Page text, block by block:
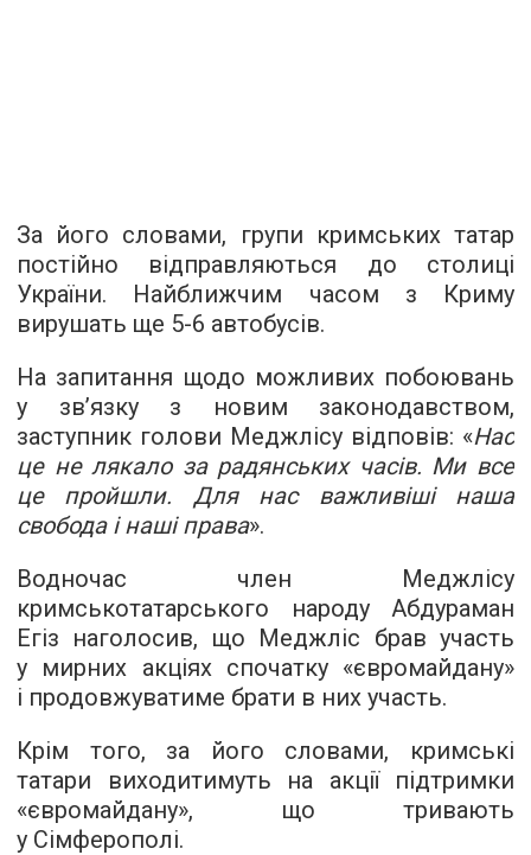
За його словами, групи кримських татар
постійно відправляються до столиці
України. Найближчим часом з Криму
вирушать ще 5-6 автобусів.
На запитання щодо можливих побоювань
у зв’язку з новим законодавством,
заступник голови Меджлісу відповів: «Нас
це не лякало за радянських часів. Ми все
це пройшли. Для нас важливіші наша
свобода і наші права».
Водночас член Меджлісу
кримськотатарського народу Абдураман
Егіз наголосив, що Меджліс брав участь
у мирних акціях спочатку «євромайдану»
і продовжуватиме брати в них участь.
Крім того, за його словами, кримські
татари виходитимуть на акції підтримки
«євромайдану», що тривають
у Сімферополі.